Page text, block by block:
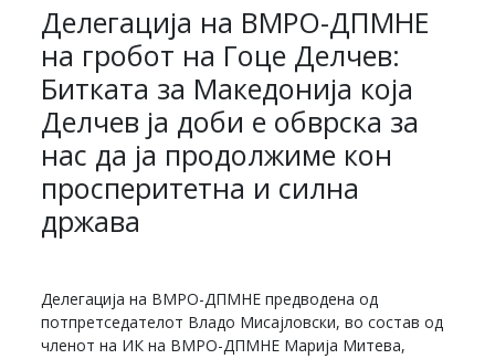
Делегација на ВМРО-ДПМНЕ
на гробот на Гоце Делчев:
Битката за Македонија која
Делчев ја доби е обврска за
нас да ја продолжиме кон
просперитетна и силна
држава
Делегација на ВМРО-ДПМНЕ предводена од
потпретседателот Владо Мисајловски, во состав од
членот на ИК на ВМРО-ДПМНЕ Марија Митева,